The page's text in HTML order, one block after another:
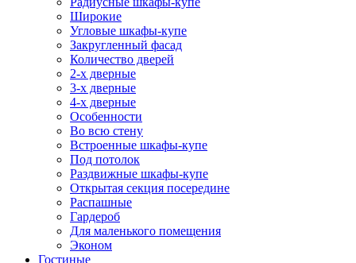
Широкие
Угловые шкафы-купе
Закругленный фасад
Количество дверей
2-х дверные
3-х дверные
4-х дверные
Особенности
Во всю стену
Встроенные шкафы-купе
Под потолок
Раздвижные шкафы-купе
Открытая секция посередине
Распашные
Гардероб
Для маленького помещения
Эконом
Гостиные